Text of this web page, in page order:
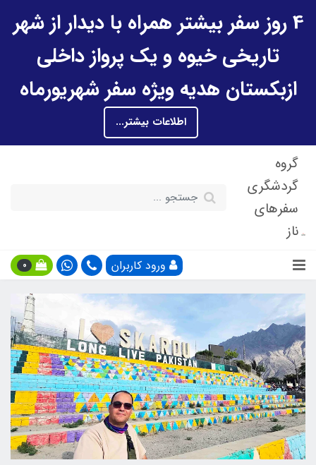
4 روز سفر بیشتر همراه با دیدار از شهر
تاریخی خیوه و یک پرواز داخلی
ازبکستان هدیه ویژه سفر شهریورماه
اطلاعات بیشتر...
گروه
گردشگری
سفرهای
ناز
ورود کاربران 0